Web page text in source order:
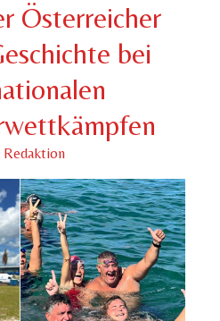
Österreicher
bei
Redaktion